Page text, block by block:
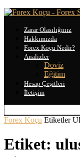
Zarar Olasılığınız
Hakkımızda
Forex Koçu Nedir?
Analizler
Doviz
Eğitim
Hesap Çeşitleri
İletişim
Forex Koçu Etiketler
Etiket: